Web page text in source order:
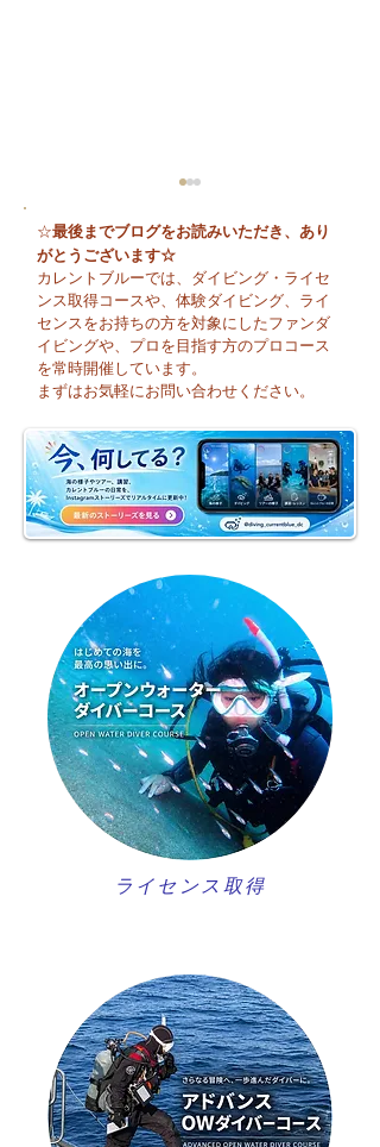
今日も暑い一日になり
そうですね☀️
☆最後までブログをお読みいただき、あり
がとうございます☆
カレントブルーでは、ダイビング・ライセ
ンス取得コースや、体験ダイビング、ライ
センスをお持ちの方を対象にしたファンダ
イビングや、プロを目指す方のプロコース
を常時開催しています。
まずはお気軽にお問い合わせください。
ライセンス取得